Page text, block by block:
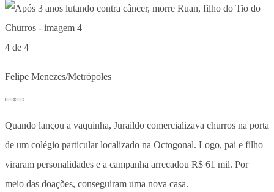
4 de 4
Felipe Menezes/Metrópoles
Quando lançou a vaquinha, Juraildo comercializava churros na porta
de um colégio particular localizado na Octogonal. Logo, pai e filho
viraram personalidades e a campanha arrecadou R$ 61 mil. Por
meio das doações, conseguiram uma nova casa.